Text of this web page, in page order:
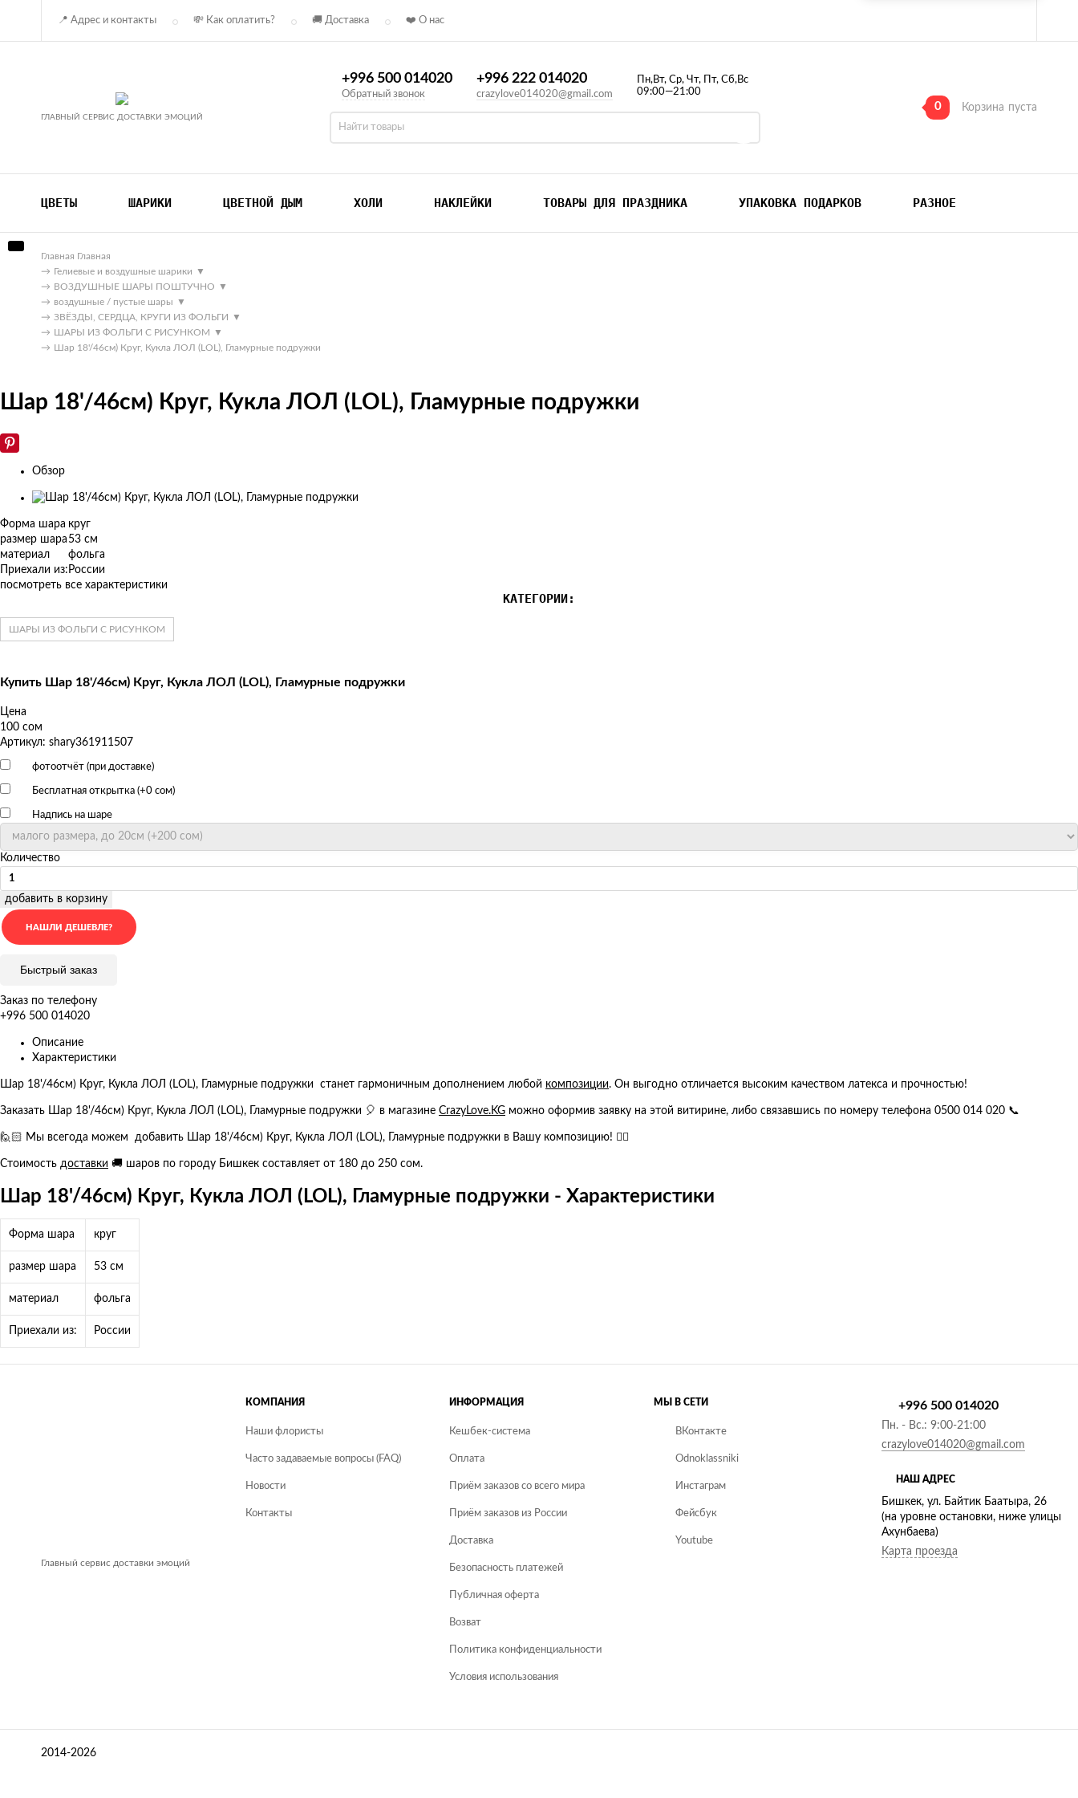
📍 Адрес и контакты 💸 Как оплатить? 🚚 Доставка ❤️ О нас
ГЛАВНЫЙ СЕРВИС ДОСТАВКИ ЭМОЦИЙ
+996 500 014020
Обратный звонок
+996 222 014020
crazylove014020@gmail.com
Пн,Вт, Ср, Чт, Пт, Сб,Вс
09:00—21:00
0 Корзина пуста
ЦВЕТЫ ШАРИКИ ЦВЕТНОЙ ДЫМ ХОЛИ НАКЛЕЙКИ ТОВАРЫ ДЛЯ ПРАЗДНИКА УПАКОВКА ПОДАРКОВ РАЗНОЕ
Главная Главная
→ Гелиевые и воздушные шарики ▼
→ ВОЗДУШНЫЕ ШАРЫ ПОШТУЧНО ▼
→ воздушные / пустые шары ▼
→ ЗВЁЗДЫ, СЕРДЦА, КРУГИ ИЗ ФОЛЬГИ ▼
→ ШАРЫ ИЗ ФОЛЬГИ С РИСУНКОМ ▼
→ Шар 18'/46см) Круг, Кукла ЛОЛ (LOL), Гламурные подружки
Шар 18'/46см) Круг, Кукла ЛОЛ (LOL), Гламурные подружки
Обзор
Изображения
товаров
Форма шара круг
размер шара 53 см
материал
фольга
Приехали из: России
посмотреть все характеристики
КАТЕГОРИИ:
ШАРЫ ИЗ ФОЛЬГИ С РИСУНКОМ
Купить Шар 18'/46см) Круг, Кукла ЛОЛ (LOL), Гламурные подружки
Цена
100 сом
Артикул: shary361911507
фотоотчёт (при доставке)
Бесплатная открытка (+0 сом)
Надпись на шаре
Количество
добавить в корзину
Быстрый заказ
Заказ по телефону
+996 500 014020
Описание
Характеристики
Шар 18'/46см) Круг, Кукла ЛОЛ (LOL), Гламурные подружки станет гармоничным дополнением любой композиции. Он выгодно отличается высоким качеством латекса и прочностью!
Заказать Шар 18'/46см) Круг, Кукла ЛОЛ (LOL), Гламурные подружки 🎈 в магазине CrazyLove.KG можно оформив заявку на этой витирине, либо связавшись по номеру телефона 0500 014 020 📞
🙋🏻 Мы всегода можем добавить Шар 18'/46см) Круг, Кукла ЛОЛ (LOL), Гламурные подружки в Вашу композицию! 👍🏻
Стоимость доставки 🚚 шаров по городу Бишкек составляет от 180 до 250 сом.
Шар 18'/46см) Круг, Кукла ЛОЛ (LOL), Гламурные подружки - Характеристики
Форма шара круг
размер шара 53 см
материал фольга
Приехали из: России
Главный сервис доставки эмоций
КОМПАНИЯ
Наши флористы
Часто задаваемые вопросы (FAQ)
Новости
Контакты
ИНФОРМАЦИЯ
Кешбек-система
Оплата
Приём заказов со всего мира
Приём заказов из России
Доставка
Безопасность платежей
Публичная оферта
Возват
Политика конфиденциальности
Условия использования
МЫ В СЕТИ
ВКонтакте
Odnoklassniki
Инстаграм
Фейсбук
Youtube
НАШ АДРЕС
Бишкек, ул. Байтик Баатыра, 26
(на уровне остановки, ниже улицы
Ахунбаева)
Карта проезда
+996 500 014020
Пн. - Вс.: 9:00-21:00
crazylove014020@gmail.com
2014-2026